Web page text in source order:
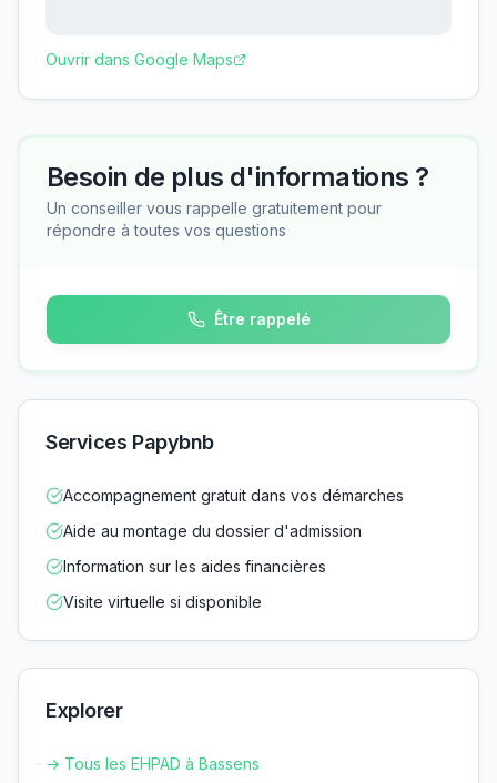
Ouvrir dans Google Maps
Besoin de plus d'informations ?
Un conseiller vous rappelle gratuitement pour
répondre à toutes vos questions
Être rappelé
Services Papybnb
Accompagnement gratuit dans vos démarches
Aide au montage du dossier d'admission
Information sur les aides financières
Visite virtuelle si disponible
Explorer
→ Tous les EHPAD à Bassens